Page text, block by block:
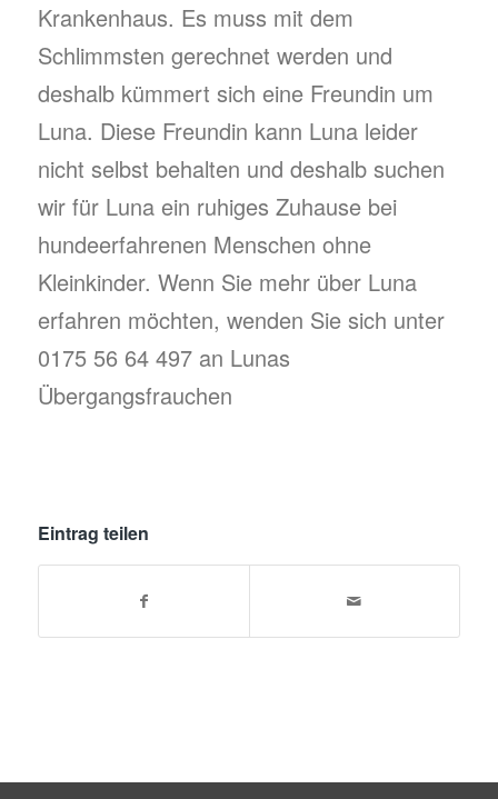
Krankenhaus. Es muss mit dem
Schlimmsten gerechnet werden und
deshalb kümmert sich eine Freundin um
Luna. Diese Freundin kann Luna leider
nicht selbst behalten und deshalb suchen
wir für Luna ein ruhiges Zuhause bei
hundeerfahrenen Menschen ohne
Kleinkinder. Wenn Sie mehr über Luna
erfahren möchten, wenden Sie sich unter
0175 56 64 497 an Lunas
Übergangsfrauchen
Eintrag teilen